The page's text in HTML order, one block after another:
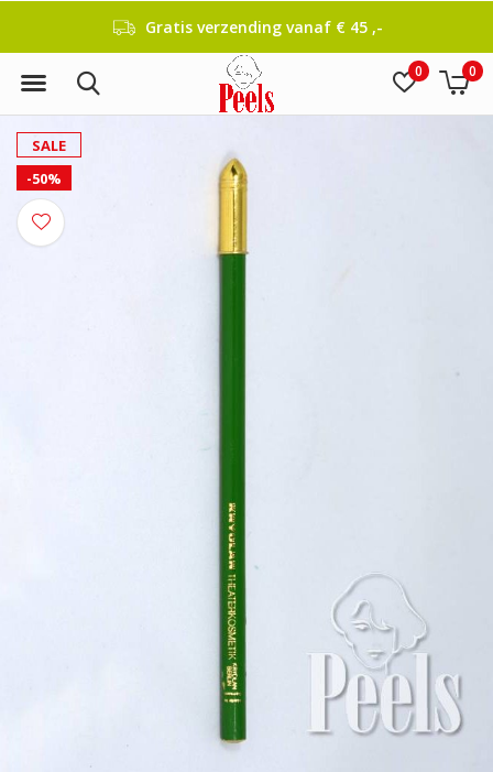
0 0
Gratis verzending vanaf € 45 ,-
SALE
-50%